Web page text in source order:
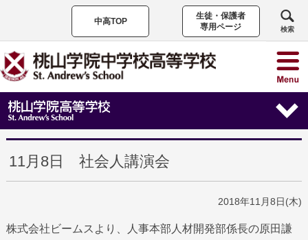
中高TOP
生徒・保護者
専用ページ
検索
11月8日 社会人講演会
2018年11月8日(木)
株式会社ビームスより、人事本部人材開発部係長の原田謙